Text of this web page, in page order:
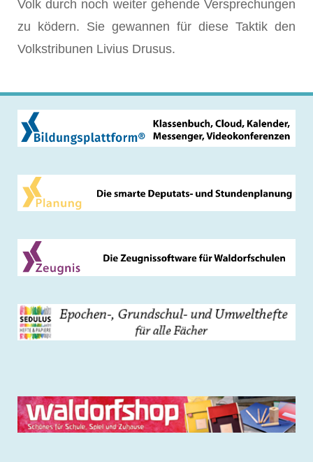
Volk durch noch weiter gehende Versprechungen
zu ködern. Sie gewannen für diese Taktik den
Volkstribunen Livius Drusus.